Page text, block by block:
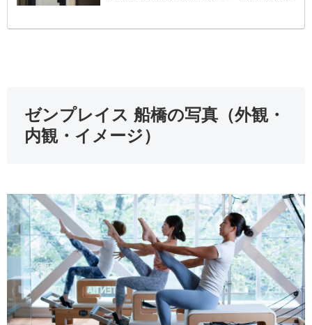
ゼンプレイス 船橋の写真（外観・
内観・イメージ）